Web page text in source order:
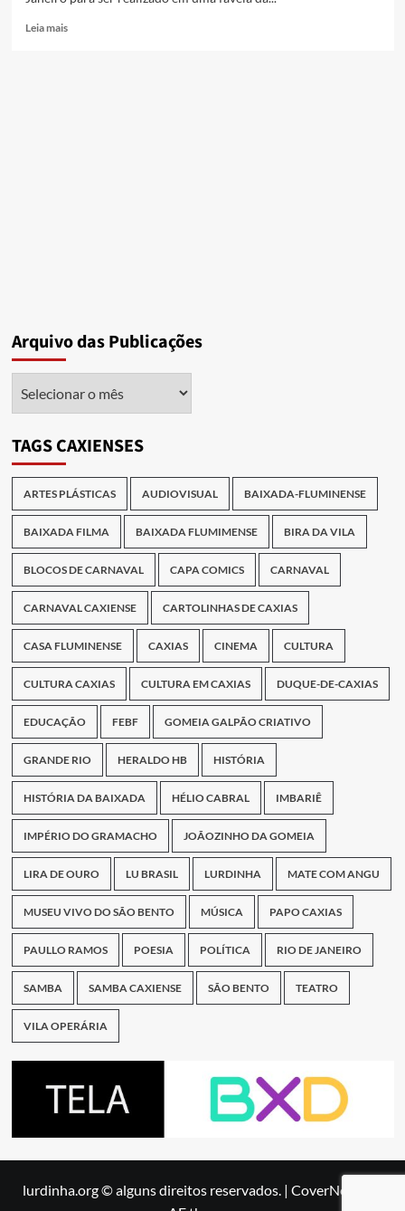
Leia maisRead
Arquivo das Publicações
TAGS CAXIENSES
ARTES PLÁSTICAS AUDIOVISUAL BAIXADA-FLUMINENSE
BAIXADA FILMA BAIXADA FLUMIMENSE BIRA DA VILA
BLOCOS DE CARNAVAL CAPA COMICS CARNAVAL
CARNAVAL CAXIENSE CARTOLINHAS DE CAXIAS
CASA FLUMINENSE CAXIAS CINEMA CULTURA
CULTURA CAXIAS CULTURA EM CAXIAS DUQUE-DE-CAXIAS
EDUCAÇÃO FEBF GOMEIA GALPÃO CRIATIVO
GRANDE RIO HERALDO HB HISTÓRIA
HISTÓRIA DA BAIXADA HÉLIO CABRAL IMBARIÊ
IMPÉRIO DO GRAMACHO JOÃOZINHO DA GOMEIA
LIRA DE OURO LU BRASIL LURDINHA MATE COM ANGU
MUSEU VIVO DO SÃO BENTO MÚSICA PAPO CAXIAS
PAULLO RAMOS POESIA POLÍTICA RIO DE JANEIRO
SAMBA SAMBA CAXIENSE SÃO BENTO TEATRO
VILA OPERÁRIA
lurdinha.org © alguns direitos reservados. | CoverNews